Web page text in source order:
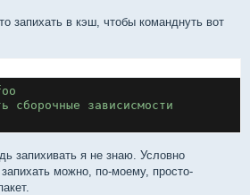
запихать в кэш, чтобы команднуть вот
зависисмости
запихивать я не знаю. Условно
можно, по-моему, просто-